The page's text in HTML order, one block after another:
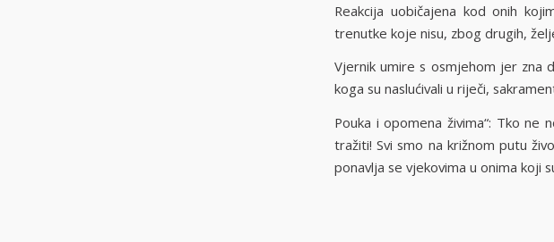
Reakcija uobičajena kod onih
trenutke koje nisu, zbog drugih,
Vjernik umire s osmjehom jer zna
koga su naslućivali u riječi,
Pouka i opomena živima“: Tko
tražiti! Svi smo na križnom putu
ponavlja se vjekovima u onima koji